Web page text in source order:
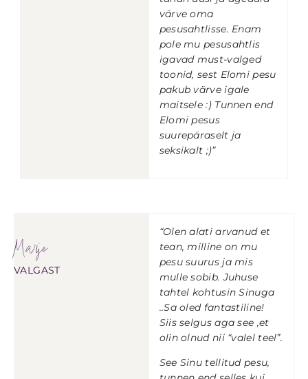
värve oma
pesusahtlisse. Enam
pole mu pesusahtlis
igavad must-valged
toonid, sest Elomi pesu
pakub värve igale
maitsele :) Tunnen end
Elomi pesus
suurepäraselt ja
seksikalt ;)”
Marje
VALGAST
“Olen alati arvanud et
tean, milline on mu
pesu suurus ja mis
mulle sobib. Juhuse
tahtel kohtusin Sinuga
..Sa oled fantastiline!
Siis selgus aga see ,et
olin olnud nii “valel teel”.
See Sinu tellitud pesu,